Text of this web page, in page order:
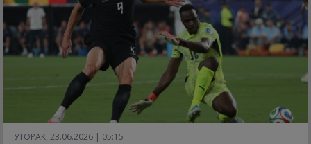
УТОРАК, 23.06.2026 | 05:15